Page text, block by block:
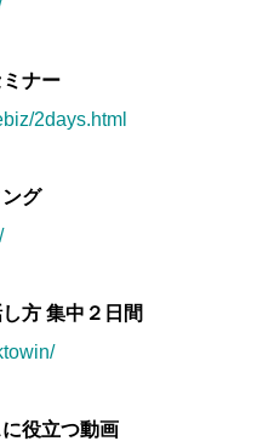
ナー
2days.html
グ
方 集中２日間
役立つ動画